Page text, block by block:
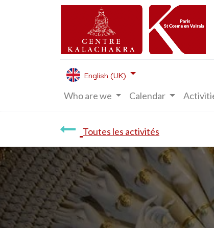
English (UK)
Who are we Calendar
Toutes les activités